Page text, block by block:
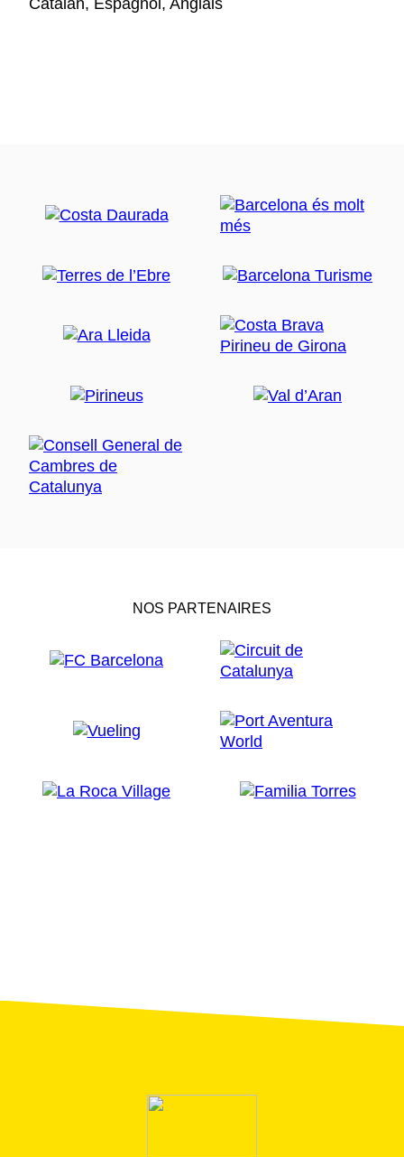
NOS PARTENAIRES